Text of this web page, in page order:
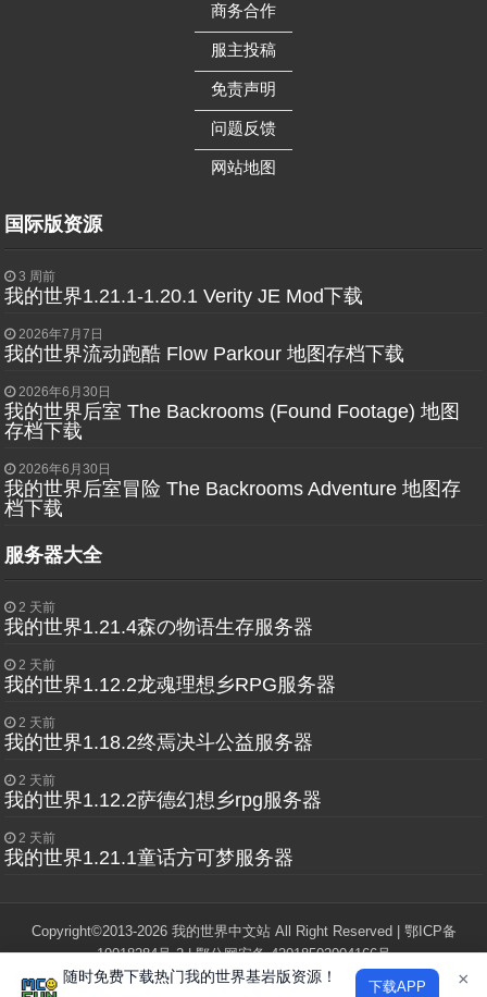
商务合作
——————
服主投稿
——————
免责声明
——————
问题反馈
——————
网站地图
国际版资源
3 周前
我的世界1.21.1-1.20.1 Verity JE Mod下载
2026年7月7日
我的世界流动跑酷 Flow Parkour 地图存档下载
2026年6月30日
我的世界后室 The Backrooms (Found Footage) 地图
存档下载
2026年6月30日
我的世界后室冒险 The Backrooms Adventure 地图存
档下载
服务器大全
2 天前
我的世界1.21.4森の物语生存服务器
2 天前
我的世界1.12.2龙魂理想乡RPG服务器
2 天前
我的世界1.18.2终焉决斗公益服务器
2 天前
我的世界1.12.2萨德幻想乡rpg服务器
2 天前
我的世界1.21.1童话方可梦服务器
Copyright©2013-2026 我的世界中文站 All Right Reserved | 鄂ICP备
19018284号-2|鄂公网安备 42018502004166号
"Minecraft"和"我的世界"版权归Mojang Studios所有，本站与Mojang，微软
×
随时免费下载热门我的世界基岩版资源！
下载APP